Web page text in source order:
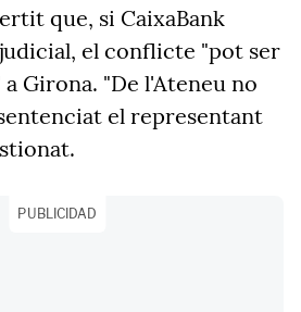
que, si CaixaBank
el conflicte "pot ser
Girona. "De l'Ateneu no
el representant
PUBLICIDAD